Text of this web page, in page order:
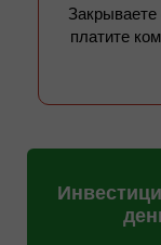
Закрываете
платите